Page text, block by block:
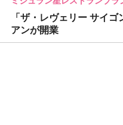
「ザ・レヴェリー サイ
アンが開業